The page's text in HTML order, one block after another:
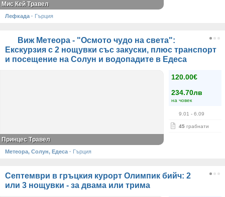
Мис Кей Травел
Лефкада · Гърция
Виж Метеора - "Осмото чудо на света":
Екскурзия с 2 нощувки със закуски, плюс транспорт
и посещение на Солун и водопадите в Едеса
120.00€
234.70лв
на човек
9.01 - 6.09
45 грабнати
Принцес Травел
Метеора, Солун, Едеса · Гърция
Септември в гръцкия курорт Олимпик бийч: 2
или 3 нощувки - за двама или трима